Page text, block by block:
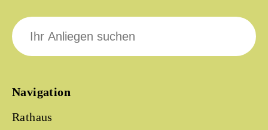
Navigation
Rathaus
Suche
nach: